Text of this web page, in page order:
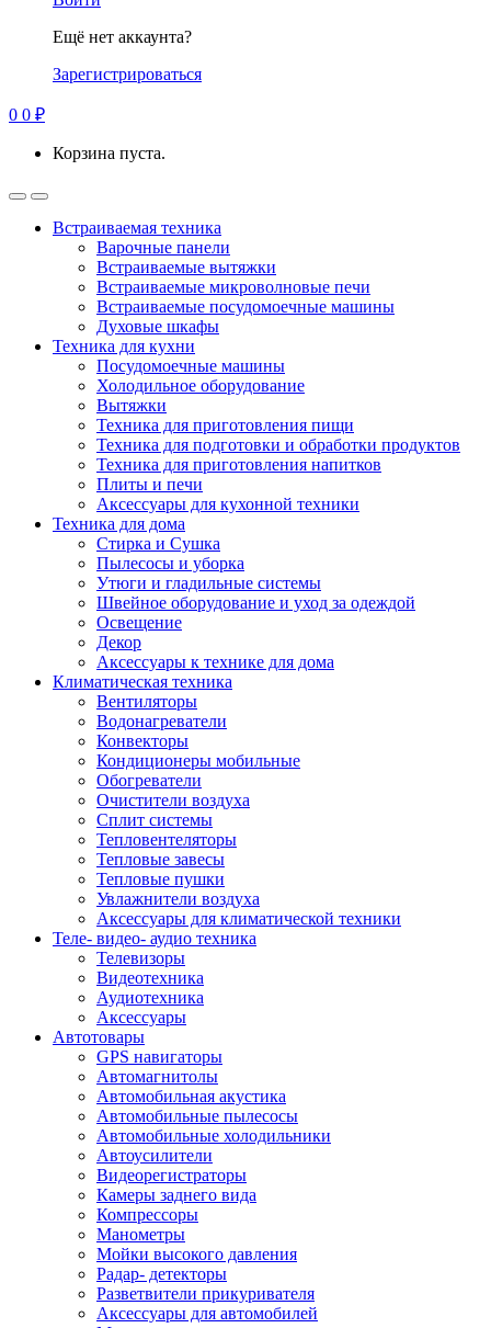
Ещё нет аккаунта?
Зарегистрироваться
0 0 ₽
Корзина пуста.
Встраиваемая техника
Варочные панели
Встраиваемые вытяжки
Встраиваемые микроволновые печи
Встраиваемые посудомоечные машины
Духовые шкафы
Техника для кухни
Посудомоечные машины
Холодильное оборудование
Вытяжки
Техника для приготовления пищи
Техника для подготовки и обработки продуктов
Техника для приготовления напитков
Плиты и печи
Аксессуары для кухонной техники
Техника для дома
Стирка и Сушка
Пылесосы и уборка
Утюги и гладильные системы
Швейное оборудование и уход за одеждой
Освещение
Декор
Аксессуары к технике для дома
Климатическая техника
Вентиляторы
Водонагреватели
Конвекторы
Кондиционеры мобильные
Обогреватели
Очистители воздуха
Сплит системы
Тепловентеляторы
Тепловые завесы
Тепловые пушки
Увлажнители воздуха
Аксессуары для климатической техники
Теле- видео- аудио техника
Телевизоры
Видеотехника
Аудиотехника
Аксессуары
Автотовары
GPS навигаторы
Автомагнитолы
Автомобильная акустика
Автомобильные пылесосы
Автомобильные холодильники
Автоусилители
Видеорегистраторы
Камеры заднего вида
Компрессоры
Манометры
Мойки высокого давления
Радар- детекторы
Разветвители прикуривателя
Аксессуары для автомобилей